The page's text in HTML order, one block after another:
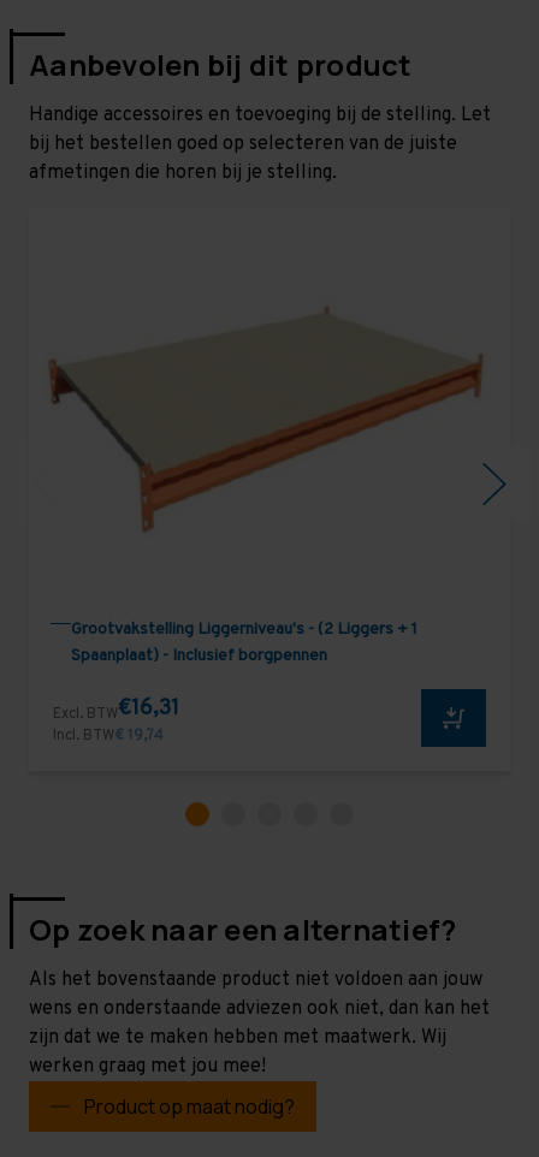
Aanbevolen bij dit product
Handige accessoires en toevoeging bij de stelling. Let
bij het bestellen goed op selecteren van de juiste
afmetingen die horen bij je stelling.
Grootvakstelling Liggerniveau's - (2 Liggers + 1
Spaanplaat) - Inclusief borgpennen
Excl. BTW€16,31
Incl. BTW€ 19,74
Op zoek naar een alternatief?
Als het bovenstaande product niet voldoen aan jouw
wens en onderstaande adviezen ook niet, dan kan het
zijn dat we te maken hebben met maatwerk. Wij
werken graag met jou mee!
Product op maat nodig?